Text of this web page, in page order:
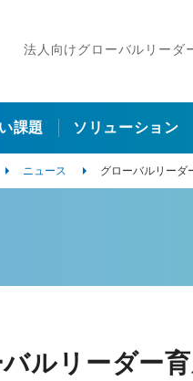
法人向けグローバルリーダ
課題 ソリューション
ニュース グローバルリーダ
ルリーダー